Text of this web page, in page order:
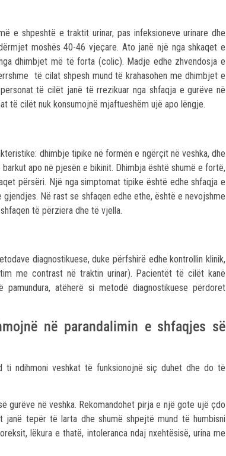
e shpeshtë e traktit urinar, pas infeksioneve urinare dhe
moshës 40-46 vjeçare. Ato janë një nga shkaqet e
dhimbjet më të forta (colic). Madje edhe zhvendosja e
të cilat shpesh mund të krahasohen me dhimbjet e
të cilët janë të rrezikuar nga shfaqja e gurëve në
të cilët nuk konsumojnë mjaftueshëm ujë apo lëngje.
dhimbje tipike në formën e ngërçit në veshka, dhe
apo në pjesën e bikinit. Dhimbja është shumë e fortë,
përsëri. Një nga simptomat tipike është edhe shfaqja e
Në rast se shfaqen edhe ethe, është e nevojshme
të përziera dhe të vjella.
diagnostikuese, duke përfshirë edhe kontrollin klinik,
me contrast në traktin urinar). Pacientët të cilët kanë
atëherë si metodë diagnostikuese përdoret
në parandalimin e shfaqjes së
ndihmoni veshkat të funksionojnë siç duhet dhe do të
gurëve në veshka. Rekomandohet pirja e një gote ujë çdo
tepër të larta dhe shumë shpejtë mund të humbisni
lëkura e thatë, intoleranca ndaj nxehtësisë, urina me